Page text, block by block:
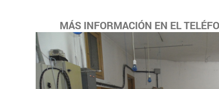
MÁS INFORMACIÓN EN EL